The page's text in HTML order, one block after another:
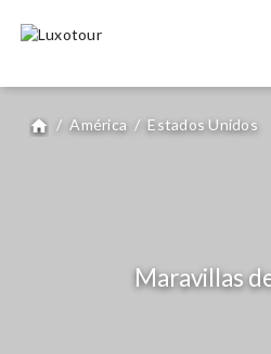
home / América / Estados Unidos
Maravillas